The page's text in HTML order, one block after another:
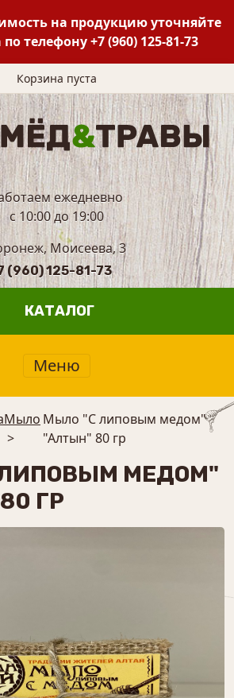
на продукцию уточняйте
телефону+7 (960) 125-81-73
Корзина пуста
ежедневно
с 10:00 до 19:00
Моисеева, 3
(960) 125-81-73
КАТАЛОГ
Меню
Мыло
>
Мыло "С липовым медом"
"Алтын" 80 гр
МЕДОМ"
ГР